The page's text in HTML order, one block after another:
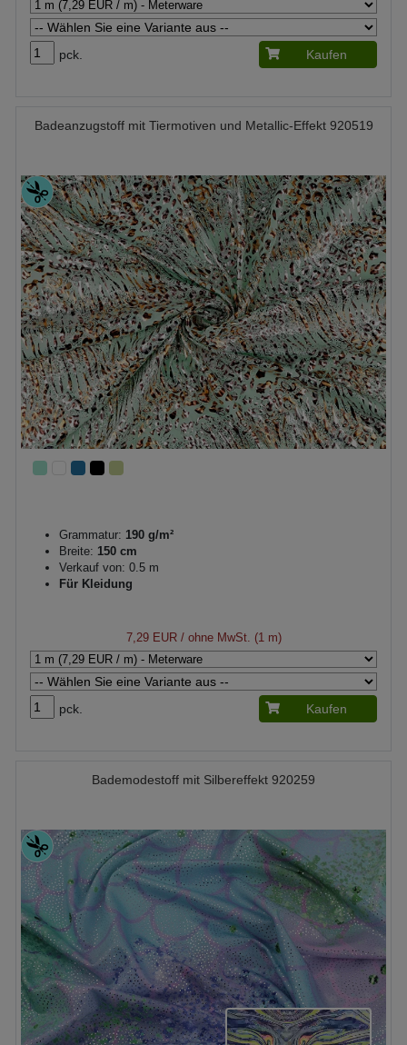
pck. Kaufen
Badeanzugstoff mit Tiermotiven und Metallic-Effekt 920519
Grammatur: 190 g/m²
Breite: 150 cm
Verkauf von: 0.5 m
Für Kleidung
7,29 EUR/ ohne MwSt. (1 m)
pck. Kaufen
Bademodestoff mit Silbereffekt 920259